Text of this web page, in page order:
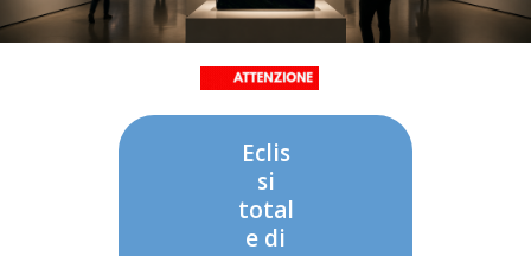
Eclis
si
total
e di